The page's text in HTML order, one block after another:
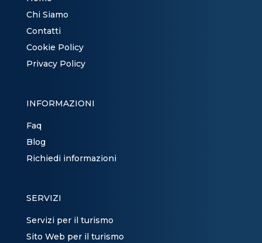
Chi Siamo
Contatti
Cookie Policy
Privacy Policy
INFORMAZIONI
Faq
Blog
Richiedi informazioni
SERVIZI
Servizi per il turismo
Sito Web per il turismo